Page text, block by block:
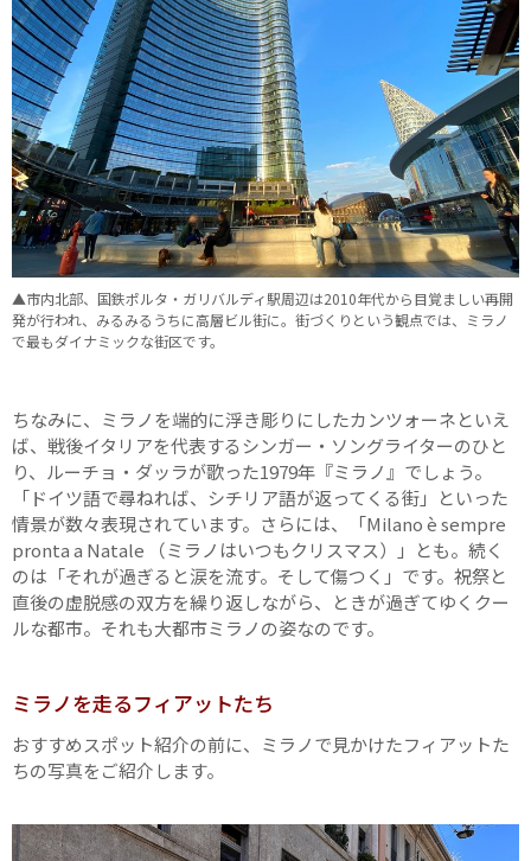
▲市内北部、国鉄ポルタ・ガリバルディ駅周辺は2010年代から目覚ましい再開
発が行われ、みるみるうちに高層ビル街に。街づくりという観点では、ミラノ
で最もダイナミックな街区です。
ちなみに、ミラノを端的に浮き彫りにしたカンツォーネといえ
ば、戦後イタリアを代表するシンガー・ソングライターのひと
り、ルーチョ・ダッラが歌った1979年『ミラノ』でしょう。
「ドイツ語で尋ねれば、シチリア語が返ってくる街」といった
情景が数々表現されています。さらには、「Milano è sempre
pronta a Natale （ミラノはいつもクリスマス）」とも。続く
のは「それが過ぎると涙を流す。そして傷つく」です。祝祭と
直後の虚脱感の双方を繰り返しながら、ときが過ぎてゆくクー
ルな都市。それも大都市ミラノの姿なのです。
ミラノを走るフィアットたち
おすすめスポット紹介の前に、ミラノで見かけたフィアットた
ちの写真をご紹介します。